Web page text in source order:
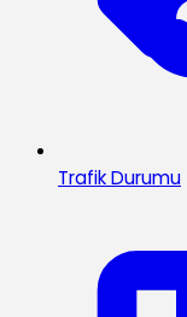
Trafik Durumu